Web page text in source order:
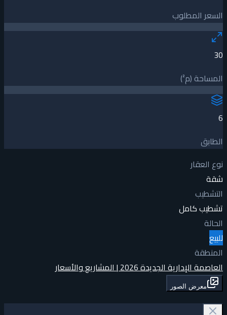
السعر المطلوب
30
المساحة (م²)
6
الطابق
نوع العقار
شقة
التشطيب
تشطيب كامل
الحالة
للبيع
المنطقة
العاصمة الإدارية الجديدة 2026 | المشاريع والأسعار
معرض الصور